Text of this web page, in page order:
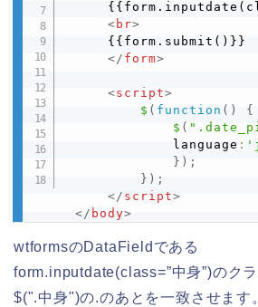
< br>
     {{form.submit()}}
</ form>
<script>
$ ( function ( )
{
$ (
             language
:
} ) ;
} ) ;
</ script>
</ body>
wtformsのDataFieldである
form.inputdate(class=”中身”)のク
$(".中身")の.のあとを一致させます